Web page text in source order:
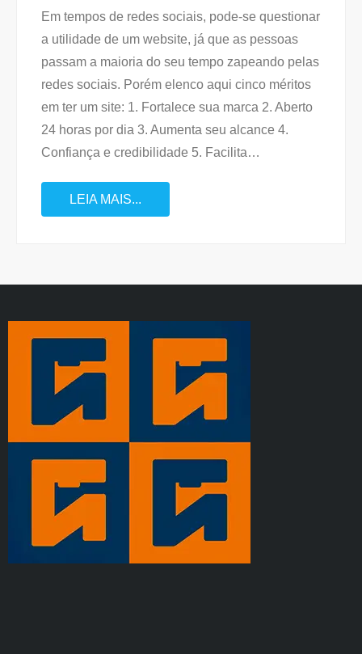
Em tempos de redes sociais, pode-se questionar
a utilidade de um website, já que as pessoas
passam a maioria do seu tempo zapeando pelas
redes sociais. Porém elenco aqui cinco méritos
em ter um site: 1. Fortalece sua marca 2. Aberto
24 horas por dia 3. Aumenta seu alcance 4.
Confiança e credibilidade 5. Facilita…
LEIA MAIS...